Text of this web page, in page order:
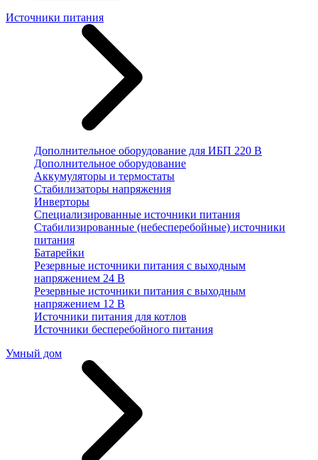
Источники питания
Дополнительное оборудование для ИБП 220 В
Дополнительное оборудование
Аккумуляторы и термостаты
Стабилизаторы напряжения
Инверторы
Специализированные источники питания
Стабилизированные (небесперебойные) источники
питания
Батарейки
Резервные источники питания с выходным
напряжением 24 В
Резервные источники питания с выходным
напряжением 12 В
Источники питания для котлов
Источники бесперебойного питания
Умный дом